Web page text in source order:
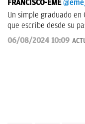
FRANCISCO-EME
Un simple graduado en
que escribe desde su
06/08/2024 10:09